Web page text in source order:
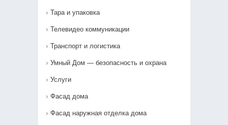
Тара и упаковка
Телевидео коммуникации
Транспорт и логистика
Умный Дом — безопасность и охрана
Услуги
Фасад дома
Фасад наружная отделка дома